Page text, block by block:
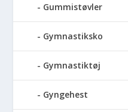
Gummistøvler
Gymnastiksko
Gymnastiktøj
Gyngehest